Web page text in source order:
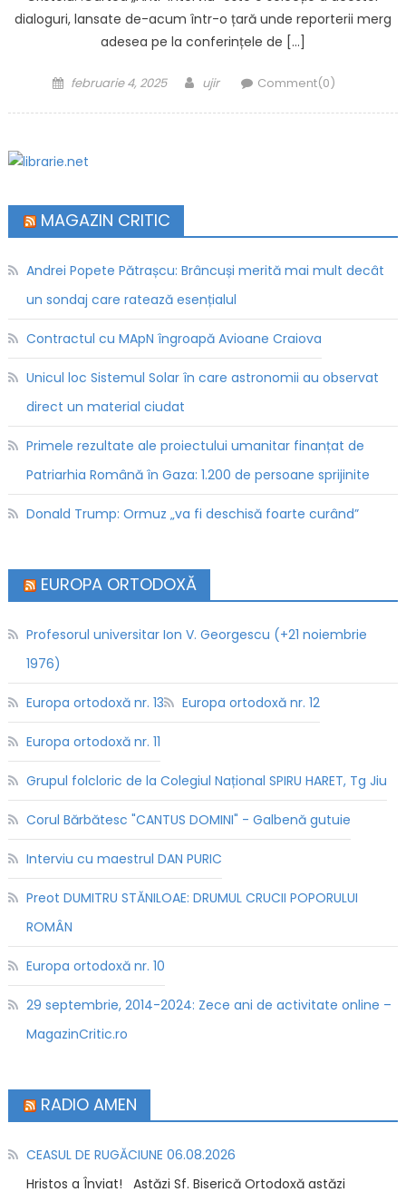
dialoguri, lansate de-acum într-o țară unde reporterii merg
adesea pe la conferințele de […]
Posted on
februarie 4, 2025 Author
ujir Comment(0)
MAGAZIN CRITIC
Andrei Popete Pătrașcu: Brâncuși merită mai mult decât
un sondaj care ratează esențialul
Contractul cu MApN îngroapă Avioane Craiova
Unicul loc Sistemul Solar în care astronomii au observat
direct un material ciudat
Primele rezultate ale proiectului umanitar finanțat de
Patriarhia Română în Gaza: 1.200 de persoane sprijinite
Donald Trump: Ormuz „va fi deschisă foarte curând”
EUROPA ORTODOXĂ
Profesorul universitar Ion V. Georgescu (+21 noiembrie
1976)
Europa ortodoxă nr. 13 Europa ortodoxă nr. 12
Europa ortodoxă nr. 11
Grupul folcloric de la Colegiul Național SPIRU HARET, Tg Jiu
Corul Bărbătesc "CANTUS DOMINI" - Galbenă gutuie
Interviu cu maestrul DAN PURIC
Preot DUMITRU STĂNILOAE: DRUMUL CRUCII POPORULUI
ROMÂN
Europa ortodoxă nr. 10
29 septembrie, 2014-2024: Zece ani de activitate online –
MagazinCritic.ro
RADIO AMEN
CEASUL DE RUGĂCIUNE 06.08.2026
Hristos a Înviat! Astăzi Sf. Biserică Ortodoxă astăzi